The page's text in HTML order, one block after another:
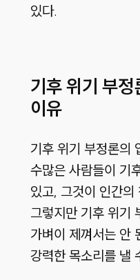
있다.
기후 위기 부
이유
기후 위기 부정론의
수많은 사람들이 기
있고, 그것이 인간의
그렇지만 기후 위기
가벼이 제껴서는 안
강력한 목소리를 낼